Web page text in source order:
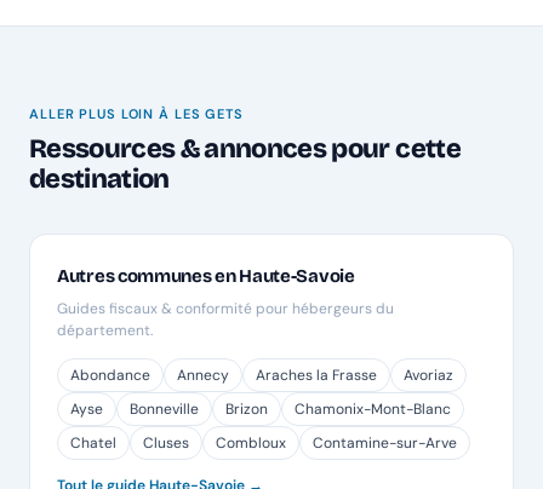
ALLER PLUS LOIN À LES GETS
Ressources & annonces pour cette
destination
Autres communes en Haute-Savoie
Guides fiscaux & conformité pour hébergeurs du
département.
Abondance Annecy Araches la Frasse
Avoriaz
Ayse
Bonneville Brizon
Chamonix-Mont-Blanc
Chatel
Cluses Combloux Contamine-sur-Arve